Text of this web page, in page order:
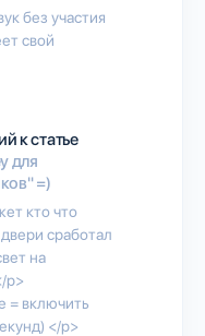
без участия
свой
к статье
для
=)
кто что
сработал
на
p>
= включить
</p>